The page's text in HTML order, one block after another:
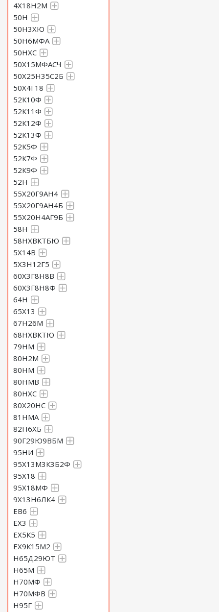
4Х18Н2М
50Н
50Н3ХЮ
50Н6МФА
50НХС
50Х15МФАСЧ
50Х25Н35С2Б
50Х4Г18
52К10Ф
52К11Ф
52К12Ф
52К13Ф
52К5Ф
52К7Ф
52К9Ф
52Н
55Х20Г9АН4
55Х20Г9АН4Б
55Х20Н4АГ9Б
58Н
58НХВКТБЮ
5Х14В
5Х3Н12Г5
60Х3Г8Н8В
60Х3Г8Н8Ф
64Н
65Х13
67Н26М
68НХВКТЮ
79НМ
80Н2М
80НМ
80НМВ
80НХС
80Х20НС
81НМА
82Н6ХБ
90Г29Ю9ВБМ
95НИ
95Х13М3К3Б2Ф
95Х18
95Х18МФ
9Х13Н6ЛК4
ЕВ6
ЕХ3
ЕХ5К5
ЕХ9К15М2
Н65Д29ЮТ
Н65М
Н70МФ
Н70МФВ
Н95Г